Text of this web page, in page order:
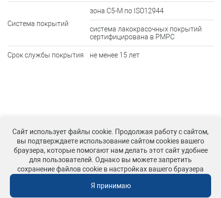
Система покрытий
зона C5-M по ISO12944
система лакокрасочных покрытий
сертифицирована в РМРС
Срок службы покрытия не менее 15 лет
© РэмТЭК, 2020 – 2026
Политика конфиденциальности
Сделано в России
Сайт использует файлы cookie. Продолжая работу с сайтом,
вы подтверждаете использование сайтом cookies вашего
браузера, которые помогают нам делать этот сайт удобнее
для пользователей. Однако вы можете запретить
сохранение файлов cookie в настройках вашего браузера
Я принимаю